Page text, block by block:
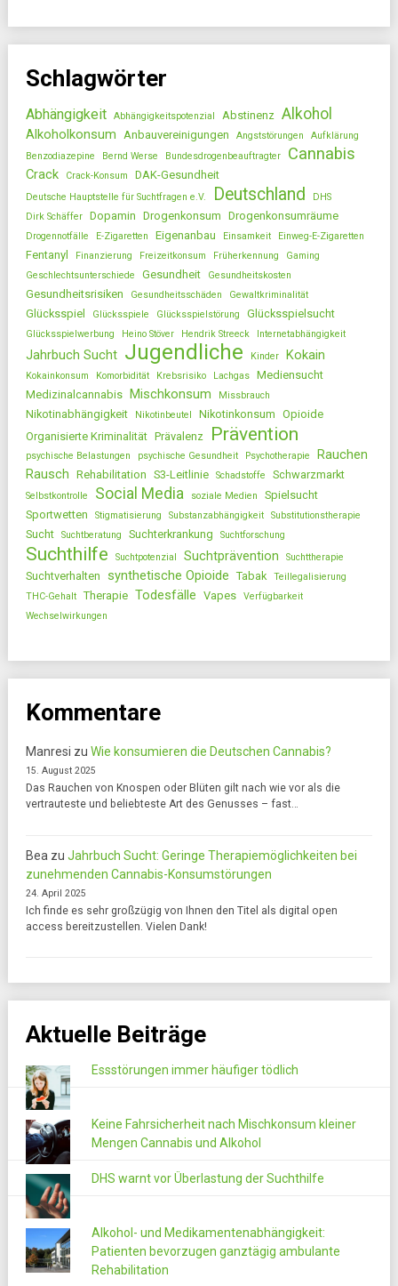
Schlagwörter
Abhängigkeit Abhängigkeitspotenzial Abstinenz Alkohol
Alkoholkonsum Anbauvereinigungen Angststörungen
Aufklärung
Benzodiazepine
Bernd Werse Bundesdrogenbeauftragter Cannabis
Crack Crack-Konsum DAK-Gesundheit
Deutsche Hauptstelle für Suchtfragen e.V. Deutschland
DHS
Dirk Schäffer
Dopamin Drogenkonsum Drogenkonsumräume
Drogennotfälle E-Zigaretten Eigenanbau Einsamkeit Einweg-E-Zigaretten
Fentanyl Finanzierung Freizeitkonsum Früherkennung
Gaming
Geschlechtsunterschiede
Gesundheit Gesundheitskosten
Gesundheitsrisiken Gesundheitsschäden Gewaltkriminalität
Glücksspiel Glücksspiele Glücksspielstörung Glücksspielsucht
Glücksspielwerbung Heino Stöver Hendrik Streeck Internetabhängigkeit
Jahrbuch Sucht Jugendliche Kinder Kokain
Kokainkonsum Komorbidität Krebsrisiko Lachgas
Mediensucht
Medizinalcannabis Mischkonsum Missbrauch
Nikotinabhängigkeit Nikotinbeutel Nikotinkonsum Opioide
Organisierte Kriminalität Prävalenz Prävention
psychische Belastungen psychische Gesundheit Psychotherapie
Rauchen
Rausch Rehabilitation S3-Leitlinie Schadstoffe Schwarzmarkt
Selbstkontrolle Social Media soziale Medien
Spielsucht
Sportwetten
Stigmatisierung Substanzabhängigkeit Substitutionstherapie
Sucht Suchtberatung Suchterkrankung Suchtforschung
Suchthilfe Suchtpotenzial Suchtprävention Suchttherapie
Suchtverhalten synthetische Opioide Tabak
Teillegalisierung
THC-Gehalt
Therapie Todesfälle Vapes
Verfügbarkeit
Wechselwirkungen
Kommentare
Manresi zu Wie konsumieren die Deutschen Cannabis?
15. August 2025
Das Rauchen von Knospen oder Blüten gilt nach wie vor als die
vertrauteste und beliebteste Art des Genusses – fast…
Bea zu Jahrbuch Sucht: Geringe Therapiemöglichkeiten bei
zunehmenden Cannabis-Konsumstörungen
24. April 2025
Ich finde es sehr großzügig von Ihnen den Titel als digital open
access bereitzustellen. Vielen Dank!
Aktuelle Beiträge
Essstörungen immer häufiger tödlich
Keine Fahrsicherheit nach Mischkonsum kleiner
Mengen Cannabis und Alkohol
DHS warnt vor Überlastung der Suchthilfe
Alkohol- und Medikamentenabhängigkeit:
Patienten bevorzugen ganztägig ambulante
Rehabilitation